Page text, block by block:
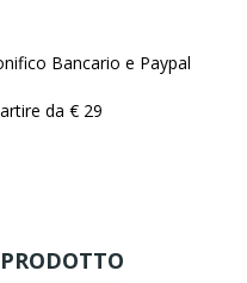
Bancario e Paypal
da € 29